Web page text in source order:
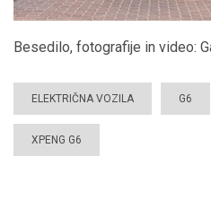
Besedilo, fotografije in video:
ELEKTRIČNA VOZILA G6
XPENG G6